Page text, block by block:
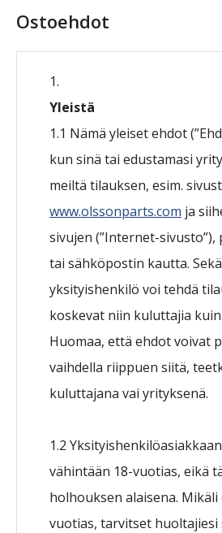
Ostoehdot
Yleistä
1.1 Nämä yleiset ehdot
kun sinä tai edustamasi
meiltä tilauksen, esim.
www.olssonparts.com ja
sivujen (”Internet-
tai sähköpostin kautta.
yksityishenkilö voi tehdä
koskevat niin kuluttajia
Huomaa, että ehdot voivat
vaihdella riippuen siitä,
kuluttajana vai yrityksenä.
1.2
vähintään 18-vuotias, eikä
holhouksen alaisena. Mikäli
vuotias, tarvitset huoltajiesi